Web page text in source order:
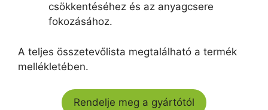
csökkentéséhez és az anyagcsere
fokozásához.
A teljes összetevőlista megtalálható a termék
mellékletében.
Rendelje meg a gyártótól